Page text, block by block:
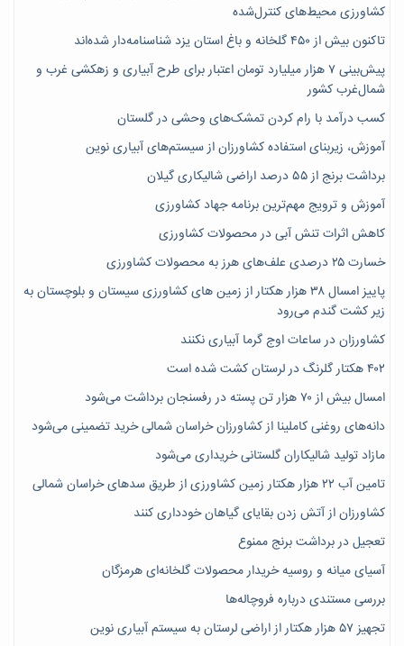
کشاورزی محیط‌های کنترل‌شده
تاکنون بیش از ۴۵۰ گلخانه و باغ استان یزد شناسنامه‌دار شده‌اند
پیش‌بینی ۷‌ هزار میلیارد تومان اعتبار برای طرح آبیاری و زهکشی غرب و
شمال‌غرب کشور
کسب درآمد با رام کردن تمشک‌های وحشی در گلستان
آموزش، زیربنای استفاده کشاورزان از سیستم‌های آبیاری نوین
برداشت برنج از ۵۵ درصد اراضی شالیکاری گیلان
آموزش و ترویج مهم‌ترین برنامه جهاد کشاورزی
کاهش اثرات تنش آبی در محصولات کشاورزی
خسارت ۲۵ درصدی علف‌های هرز به محصولات کشاورزی
پاییز امسال ۳۸ هزار هکتار از زمین های کشاورزی سیستان و بلوچستان به
زیر کشت گندم می‌رود
کشاورزان در ساعات اوج گرما آبیاری نکنند
۴۰۲ هکتار گلرنگ در لرستان کشت شده است
امسال بیش از ۷۰ هزار تن پسته در رفسنجان برداشت می‌شود
دانه‌های روغنی کاملینا از کشاورزان خراسان شمالی خرید تضمینی می‌شود
مازاد تولید شالیکاران گلستانی خریداری می‌شود
تامین آب ۲۲ هزار هکتار زمین کشاورزی از طریق سدهای خراسان شمالی
کشاورزان از آتش زدن بقایای گیاهان خودداری کنند
تعجیل در برداشت برنج ممنوع
آسیای میانه و روسیه خریدار محصولات گلخانه‌ای هرمزگان
بررسی مستندی درباره فروچاله‌ها
تجهیز ۵۷ هزار هکتار از اراضی لرستان به سیستم آبیاری نوین